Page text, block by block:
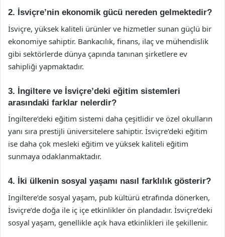
2. İsviçre’nin ekonomik gücü nereden gelmektedir?
İsviçre, yüksek kaliteli ürünler ve hizmetler sunan güçlü bir
ekonomiye sahiptir. Bankacılık, finans, ilaç ve mühendislik
gibi sektörlerde dünya çapında tanınan şirketlere ev
sahipliği yapmaktadır.
3. İngiltere ve İsviçre’deki eğitim sistemleri
arasındaki farklar nelerdir?
İngiltere’deki eğitim sistemi daha çeşitlidir ve özel okulların
yanı sıra prestijli üniversitelere sahiptir. İsviçre’deki eğitim
ise daha çok mesleki eğitim ve yüksek kaliteli eğitim
sunmaya odaklanmaktadır.
4. İki ülkenin sosyal yaşamı nasıl farklılık gösterir?
İngiltere’de sosyal yaşam, pub kültürü etrafında dönerken,
İsviçre’de doğa ile iç içe etkinlikler ön plandadır. İsviçre’deki
sosyal yaşam, genellikle açık hava etkinlikleri ile şekillenir.